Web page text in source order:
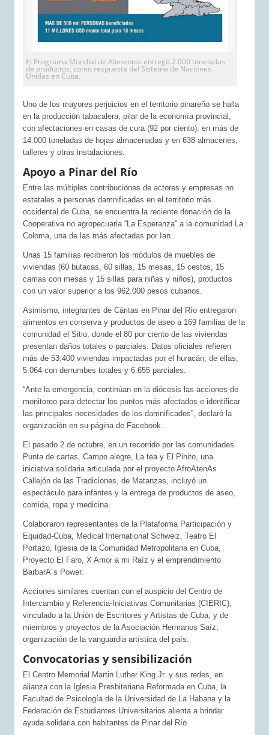
El Programa Mundial de Alimentos entregó 2.000 toneladas
de productos, como respuesta del Sistema de Naciones
Unidas en Cuba.
Uno de los mayores perjuicios en el territorio pinareño se halla
en la producción tabacalera, pilar de la economía provincial,
con afectaciones en casas de cura (92 por ciento), en más de
14.000 toneladas de hojas almacenadas y en 638 almacenes,
talleres y otras instalaciones.
Apoyo a Pinar del Río
Entre las múltiples contribuciones de actores y empresas no
estatales a personas damnificadas en el territorio más
occidental de Cuba, se encuentra la reciente donación de la
Cooperativa no agropecuaria “La Esperanza” a la comunidad La
Coloma, una de las más afectadas por Ian.
Unas 15 familias recibieron los módulos de muebles de
viviendas (60 butacas, 60 sillas, 15 mesas, 15 cestos, 15
camas con mesas y 15 sillas para niñas y niños), productos
con un valor superior a los 962.000 pesos cubanos.
Asimismo, integrantes de Cáritas en Pinar del Río entregaron
alimentos en conserva y productos de aseo a 169 familias de la
comunidad el Sitio, donde el 80 por ciento de las viviendas
presentan daños totales o parciales. Datos oficiales refieren
más de 53.400 viviendas impactadas por el huracán, de ellas,
5.064 con derrumbes totales y 6.655 parciales.
“Ante la emergencia, continúan en la diócesis las acciones de
monitoreo para detectar los puntos más afectados e identificar
las principales necesidades de los damnificados”, declaró la
organización en su página de Facebook.
El pasado 2 de octubre, en un recorrido por las comunidades
Punta de cartas, Campo alegre, La tea y El Pinito, una
iniciativa solidaria articulada por el proyecto AfroAtenAs
Callejón de las Tradiciones, de Matanzas, incluyó un
espectáculo para infantes y la entrega de productos de aseo,
comida, ropa y medicina.
Colaboraron representantes de la Plataforma Participación y
Equidad-Cuba, Medical International Schweiz, Teatro El
Portazo, Iglesia de la Comunidad Metropolitana en Cuba,
Proyecto El Faro, X Amor a mi Raíz y el emprendimiento
BarbarA´s Power.
Acciones similares cuentan con el auspicio del Centro de
Intercambio y Referencia-Iniciativas Comunitarias (CIERIC),
vinculado a la Unión de Escritores y Artistas de Cuba, y de
miembros y proyectos de la Asociación Hermanos Saíz,
organización de la vanguardia artística del país.
Convocatorias y sensibilización
El Centro Memorial Martin Luther King Jr. y sus redes, en
alianza con la Iglesia Presbiteriana Reformada en Cuba, la
Facultad de Psicología de la Universidad de La Habana y la
Federación de Estudiantes Universitarios alienta a brindar
ayuda solidaria con habitantes de Pinar del Río.